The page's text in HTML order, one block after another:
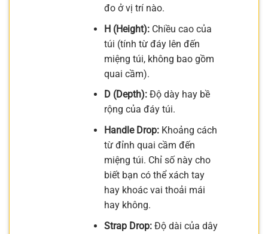
đo ở vị trí nào.
H (Height):Chiều cao của
túi (tính từ đáy lên đến
miệng túi, không bao gồm
quai cầm).
D (Depth):Độ dày hay bề
rộng của đáy túi.
Handle Drop:Khoảng cách
từ đỉnh quai cầm đến
miệng túi. Chỉ số này cho
biết bạn có thể xách tay
hay khoác vai thoải mái
hay không.
Strap Drop:Độ dài của dây